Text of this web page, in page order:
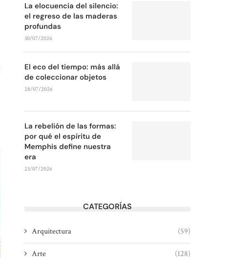
La elocuencia del silencio:
el regreso de las maderas
profundas
30/07/2026
El eco del tiempo: más allá
de coleccionar objetos
28/07/2026
La rebelión de las formas:
por qué el espíritu de
Memphis define nuestra
era
23/07/2026
CATEGORÍAS
Arquitectura (59)
Arte (128)